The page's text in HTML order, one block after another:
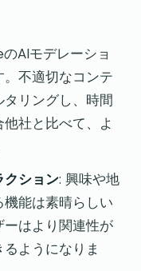
AIモデレーショ
不適切なコンテ
リングし、時間
社と比べて、よ
クション: 興味や地
能は素晴らしい
はより関連性が
ようになりま